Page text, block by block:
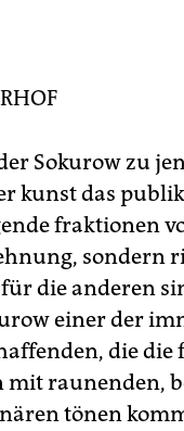
Sokurow zu
kunst das
fraktionen
sondern
die anderen
einer der
die
raunenden,
tönen